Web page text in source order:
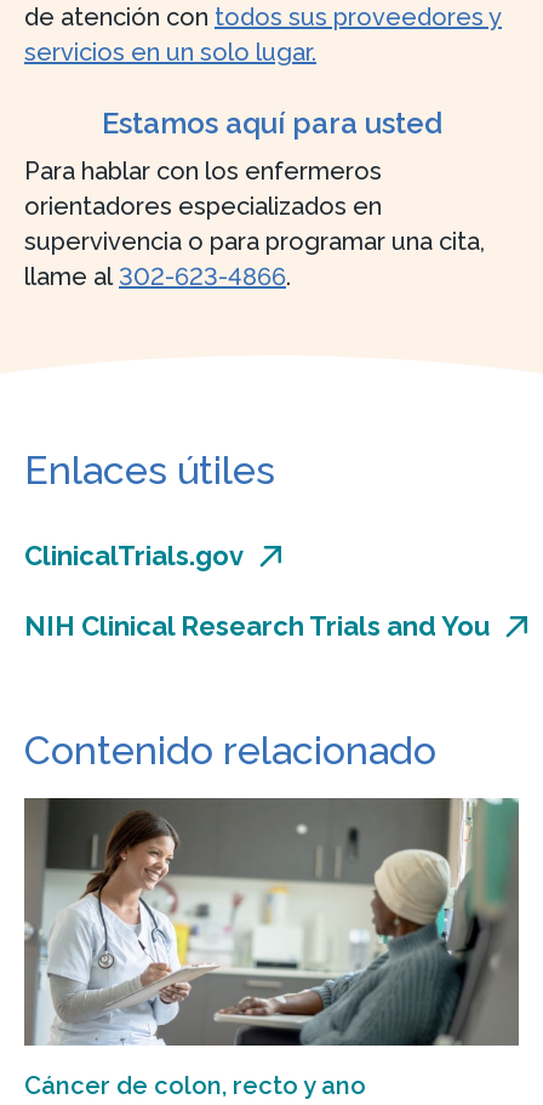
de atención con todos sus proveedores y
servicios en un solo lugar.
Estamos aquí para usted
Para hablar con los enfermeros
orientadores especializados en
supervivencia o para programar una cita,
llame al 302-623-4866.
Enlaces útiles
ClinicalTrials.gov
NIH Clinical Research Trials and You
Contenido relacionado
Cáncer de colon, recto y ano